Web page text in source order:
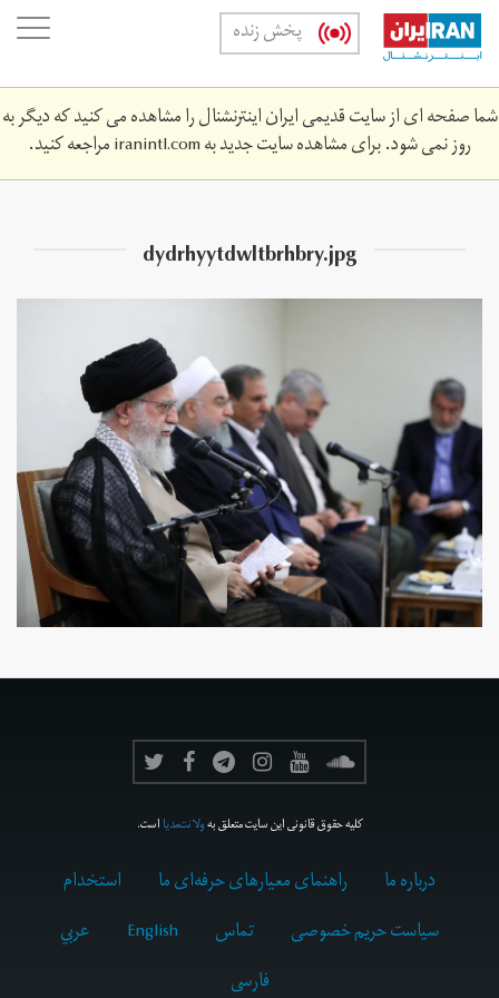
Skip
main
content
پخش زنده
شما صفحه ای از سایت قدیمی ایران اینترنشنال را مشاهده می کنید که دیگر به
روز نمی شود. برای مشاهده سایت جدید بهiranintl.comمراجعه کنید.
dydrhyytdwltbrhbry.jpg
کلیه حقوق قانونی این سایت متعلق بهولانت‌مدیااست.
درباره ما راهنمای معیارهای حرفه‌ای ما
استخدام
سیاست حریم خصوصی
تماس English
عربي
فارسى